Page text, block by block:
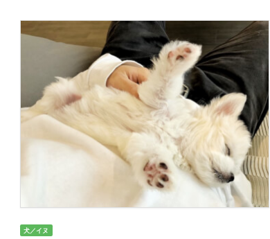
犬／イヌ